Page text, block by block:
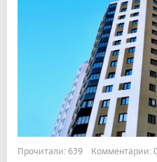
Прочитали: 639 Комментарии: